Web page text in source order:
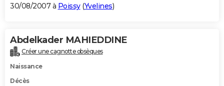
30/08/2007 à Poissy(Yvelines)
Abdelkader MAHIEDDINE
Créer une cagnotte obsèques
Naissance
Décès